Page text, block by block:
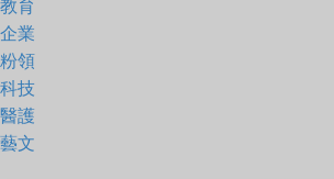
教育
企業
粉領
科技
醫護
藝文